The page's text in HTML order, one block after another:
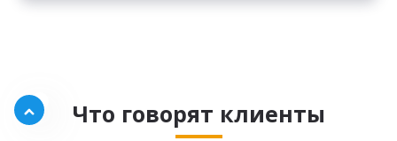
Что говорят клиенты